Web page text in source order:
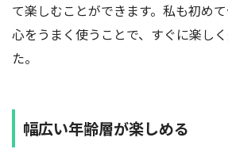
て楽しむことができます。私も初め
心をうまく使うことで、すぐに楽し
た。
幅広い年齢層が楽しめる